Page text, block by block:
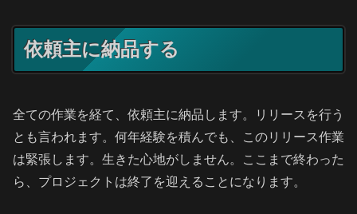
依頼主に納品する
全ての作業を経て、依頼主に納品します。リリースを行う
とも言われます。何年経験を積んでも、このリリース作業
は緊張します。生きた心地がしません。ここまで終わった
ら、プロジェクトは終了を迎えることになります。